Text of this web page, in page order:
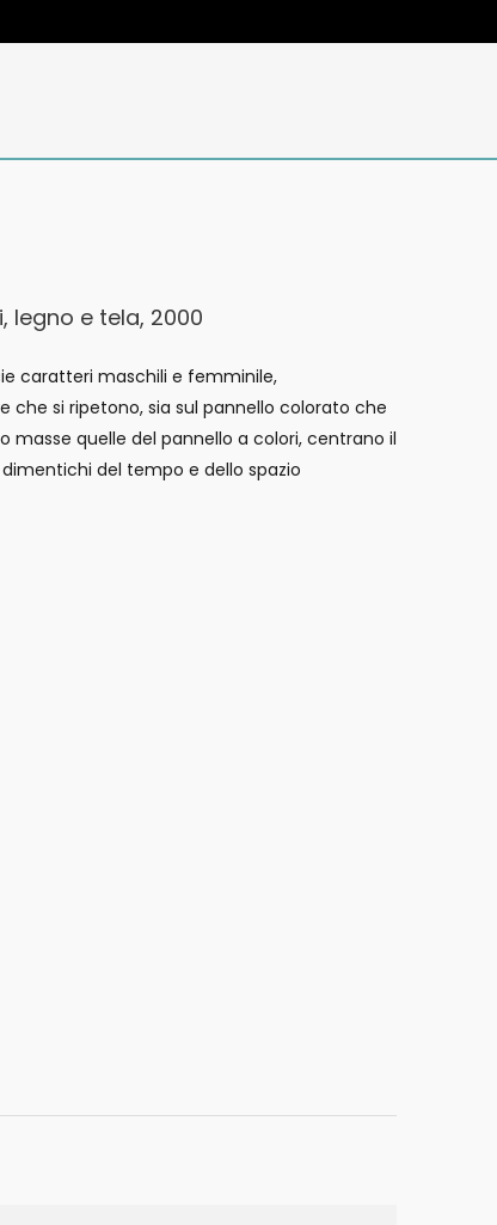
legno e tela, 2000
caratteri maschili e femminile,
si ripetono, sia sul pannello colorato che
masse quelle del pannello a colori, centrano il
del tempo e dello spazio